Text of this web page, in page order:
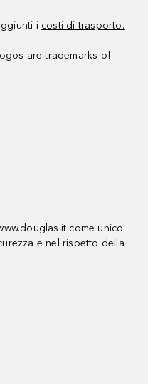
i costi di trasporto.
are trademarks of
come unico
e nel rispetto della